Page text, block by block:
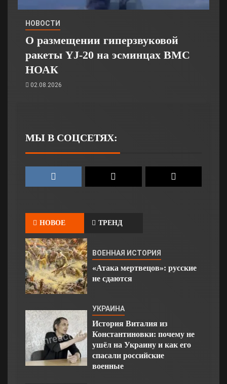
НОВОСТИ
О размещении гиперзвуковой
ракеты YJ-20 на эсминцах ВМС
НОАК
02.08.2026
МЫ В СОЦСЕТЯХ:
НОВОЕ ТРЕНД
ВОЕННАЯ ИСТОРИЯ
«Атака мертвецов»: русские
не сдаются
УКРАИНА
История Виталия из
Константиновки: почему не
ушёл на Украину и как его
спасали российские
военные